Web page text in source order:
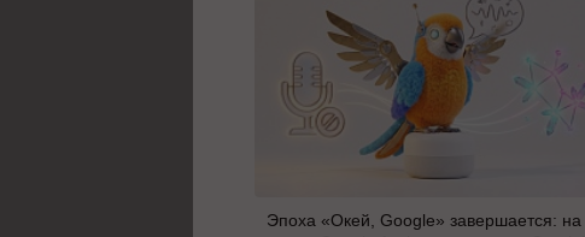
Эпоха «Окей, Google» завершается: на